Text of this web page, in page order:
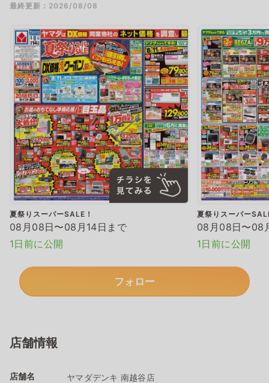
最終更新：2026/08/08
夏祭りスーパーSALE！
08月08日〜08月14日まで
1日前に公開
夏祭りスーパー
08月08日〜08
1日前に公開
フォロー
店舗情報
店舗名 ヤマダデンキ 南越谷店